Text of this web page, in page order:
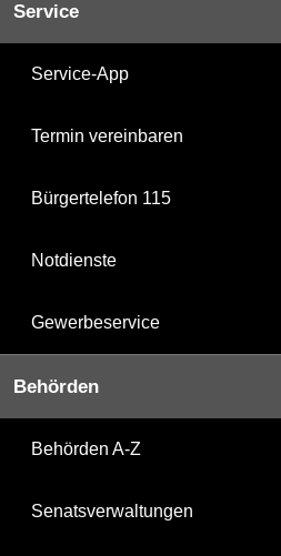
Service
Service-App
Termin vereinbaren
Bürgertelefon 115
Notdienste
Gewerbeservice
Behörden
Behörden A-Z
Senatsverwaltungen